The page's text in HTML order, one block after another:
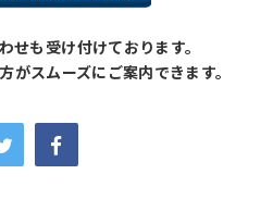
せも受け付けております。
がスムーズにご案内できます。